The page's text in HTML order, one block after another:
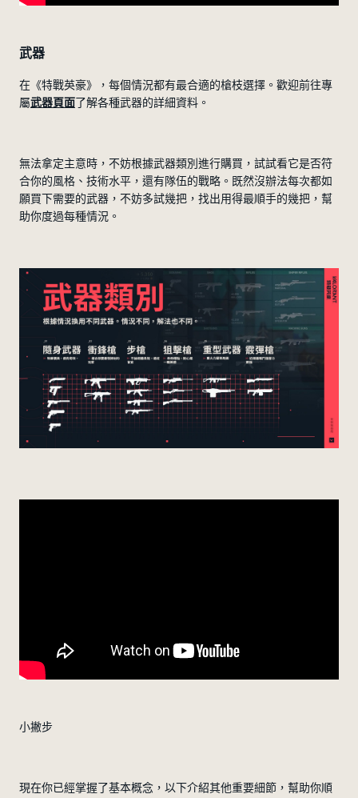
武器
在《特戰英豪》，每個情況都有最合適的槍枝選擇。歡迎前往專
屬武器頁面了解各種武器的詳細資料。
無法拿定主意時，不妨根據武器類別進行購買，試試看它是否符
合你的風格、技術水平，還有隊伍的戰略。既然沒辦法每次都如
願買下需要的武器，不妨多試幾把，找出用得最順手的幾把，幫
助你度過每種情況。
小撇步
現在你已經掌握了基本概念，以下介紹其他重要細節，幫助你順